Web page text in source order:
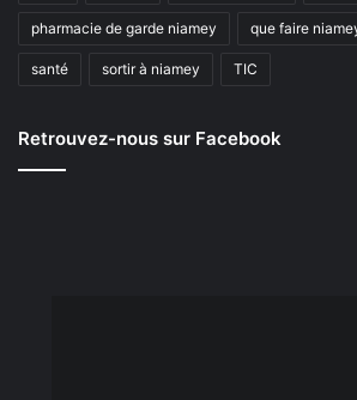
pharmacie de garde niamey que faire
santé sortir à niamey TIC
Retrouvez-nous sur Facebook